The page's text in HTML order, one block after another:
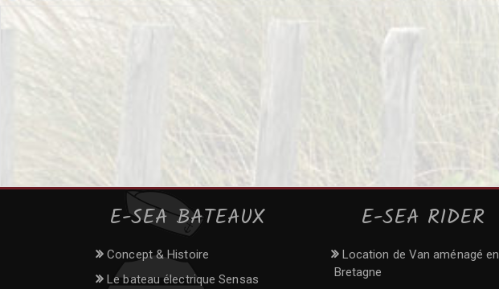
E-SEA BATEAUX
Concept & Histoire
Le bateau électrique Sensas
E-SEA RIDER
Location de Van aménagé en
Bretagne